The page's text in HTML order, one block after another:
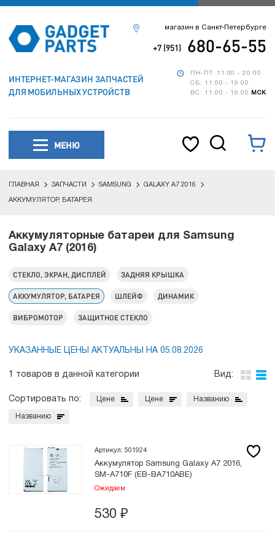
ИНТЕРНЕТ-МАГАЗИН ЗАПЧАСТЕЙ
ДЛЯ МОБИЛЬНЫХ УСТРОЙСТВ
ПН-ПТ: 11:00 - 20:00
СБ: 11:00 - 19:00
ВС: 11:00 - 19:00
МСК
магазин в Санкт-Петербурге
+7 (951) 680-65-55
МЕНЮ
ГЛАВНАЯ ЗАПЧАСТИ SAMSUNG GALAXY A7 2016
АККУМУЛЯТОР, БАТАРЕЯ
Аккумуляторные батареи для Samsung
Galaxy A7 (2016)
СТЕКЛО, ЭКРАН, ДИСПЛЕЙ ЗАДНЯЯ КРЫШКА
АККУМУЛЯТОР, БАТАРЕЯ ШЛЕЙФ ДИНАМИК
ВИБРОМОТОР ЗАЩИТНОЕ СТЕКЛО
УКАЗАННЫЕ ЦЕНЫ АКТУАЛЬНЫ НА 05.08.2026
1 товаров в данной категории Вид:
Сортировать по: Цене Цене Названию
Названию
Артикул: 501924
Аккумулятор Samsung Galaxy A7 2016,
SM-A710F (EB-BA710ABE)
Ожидаем
530 ₽